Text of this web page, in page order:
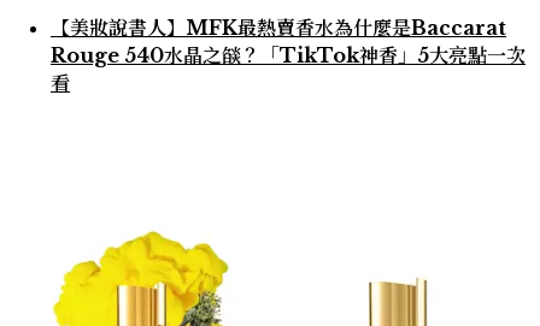
【美妝說書人】MFK最熱賣香水為什麼是Baccarat
Rouge 540水晶之燄？「TikTok神香」5大亮點一次
看